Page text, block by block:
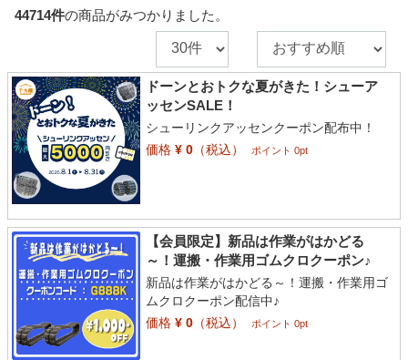
44714件の商品がみつかりました。
ドーンとおトクな夏がきた！シューア
ッセンSALE！
シューリンクアッセンクーポン配布中！
価格¥ 0（税込） ポイント 0pt
【会員限定】新品は作業がはかどる
～！運搬・作業用ゴムクロクーポン♪
新品は作業がはかどる～！運搬・作業用ゴ
ムクロクーポン配信中♪
価格¥ 0（税込） ポイント 0pt